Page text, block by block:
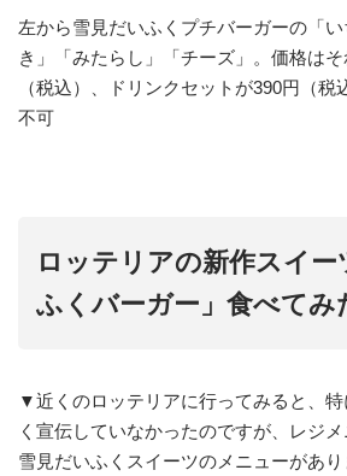
左から雪見だいふくプチバーガーの「
き」「みたらし」「チーズ」。価格は
（税込）、ドリンクセットが390円（
不可
ロッテリアの新作スイー
ふくバーガー」食べてみ
▼近くのロッテリアに行ってみると、特
く宣伝していなかったのですが、レジ
雪見だいふくスイーツのメニューがあり